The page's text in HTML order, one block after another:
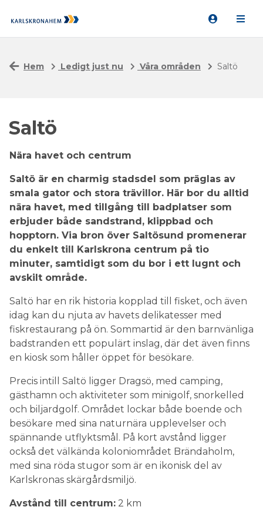
Hem Ledigt just nu Våra områden Saltö
Saltö
Nära havet och centrum
Saltö är en charmig stadsdel som präglas av
smala gator och stora trävillor. Här bor du alltid
nära havet, med tillgång till badplatser som
erbjuder både sandstrand, klippbad och
hopptorn. Via bron över Saltösund promenerar
du enkelt till Karlskrona centrum på tio
minuter, samtidigt som du bor i ett lugnt och
avskilt område.
Saltö har en rik historia kopplad till fisket, och även
idag kan du njuta av havets delikatesser med
fiskrestaurang på ön. Sommartid är den barnvänliga
badstranden ett populärt inslag, där det även finns
en kiosk som håller öppet för besökare.
Precis intill Saltö ligger Dragsö, med camping,
gästhamn och aktiviteter som minigolf, snorkelled
och biljardgolf. Området lockar både boende och
besökare med sina naturnära upplevelser och
spännande utflyktsmål. På kort avstånd ligger
också det välkända koloniområdet Brändaholm,
med sina röda stugor som är en ikonisk del av
Karlskronas skärgårdsmiljö.
Avstånd till centrum: 2 km